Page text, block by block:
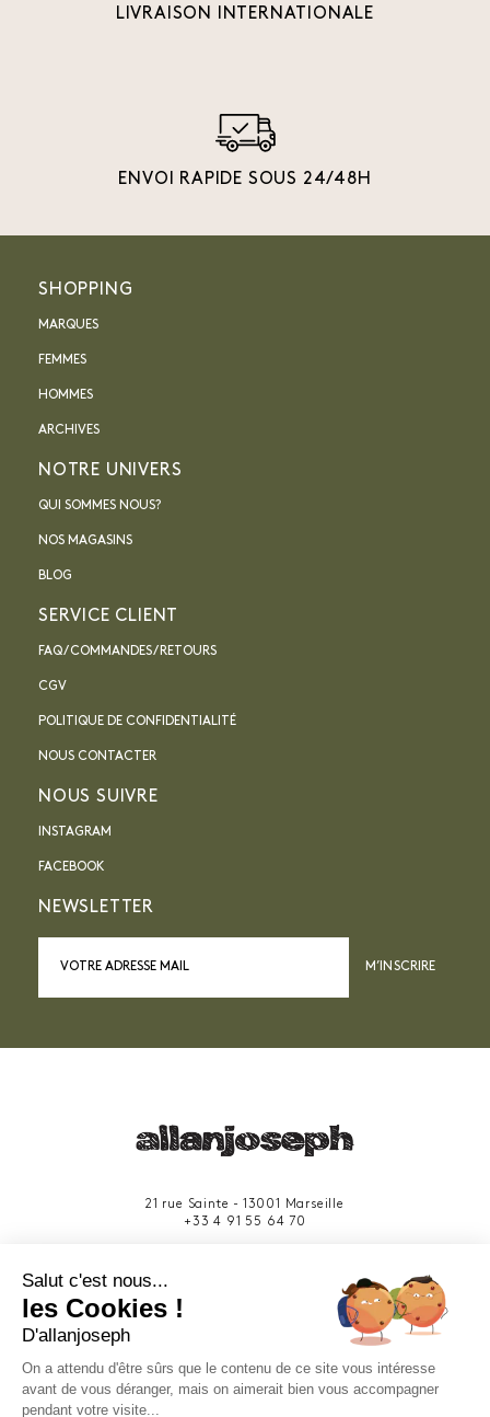
LIVRAISON INTERNATIONALE
ENVOI RAPIDE SOUS 24/48H
SHOPPING
MARQUES
FEMMES
HOMMES
ARCHIVES
NOTRE UNIVERS
QUI SOMMES NOUS?
NOS MAGASINS
BLOG
SERVICE CLIENT
FAQ / COMMANDES / RETOURS
CGV
POLITIQUE DE CONFIDENTIALITÉ
NOUS CONTACTER
NOUS SUIVRE
INSTAGRAM
FACEBOOK
NEWSLETTER
M’INSCRIRE
21 rue Sainte - 13001 Marseille
+33 4 91 55 64 70
Provence-Alpes-Côte d'Azur.
Salut c'est nous...
les Cookies !
D'allanjoseph
On a attendu d'être sûrs que le contenu de ce site vous intéresse
avant de vous déranger, mais on aimerait bien vous accompagner
pendant votre visite...